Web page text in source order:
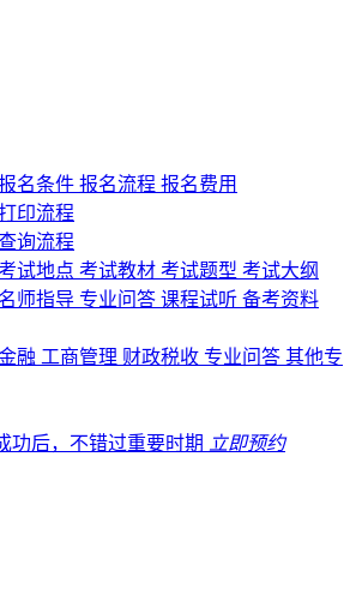
名条件 报名流程 报名费用
印流程
询流程
试地点 考试教材 考试题型 考试大纲
名师指导 专业问答 课程试听 备考资料
融 工商管理 财政税收 专业问答 其他专
功后，不错过重要时期 立即预约